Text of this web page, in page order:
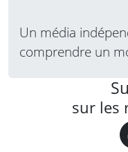
Un média
comprendre un
sur les